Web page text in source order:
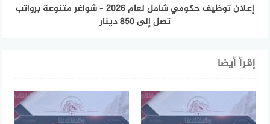
إعلان توظيف حكومي شامل لعام 2026 – شواغر متنوعة برواتب
تصل إلى 850 دينار
إقرأ أيضا